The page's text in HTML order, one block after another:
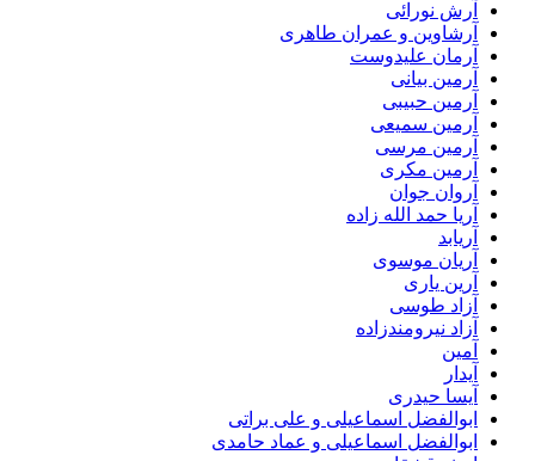
آرش نورائی
آرشاوین و عمران طاهری
آرمان علیدوست
آرمین بیانی
آرمین حبیبی
آرمین سمیعی
آرمین مرسی
آرمین مکری
آروان جوان
آریا حمد الله زاده
آریابد
آریان موسوی
آرین یاری
آزاد طوسی
آزاد نیرومندزاده
آمین
آیدار
آیسا حیدری
ابوالفضل اسماعیلی و علی براتی
ابوالفضل اسماعیلی و عماد حامدی